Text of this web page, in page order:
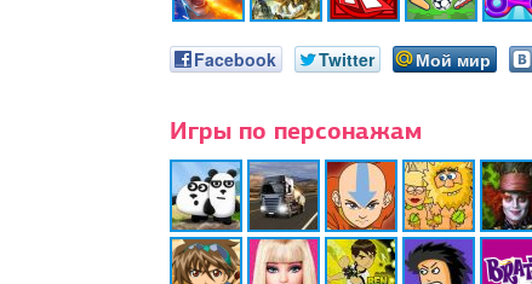
Facebook Twitter Мой мир
Игры по персонажам